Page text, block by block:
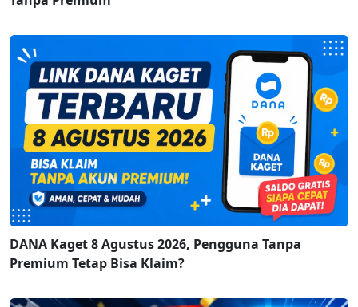
DANA Kaget 8 Agustus 2026, Pengguna Tanpa
Premium Tetap Bisa Klaim?